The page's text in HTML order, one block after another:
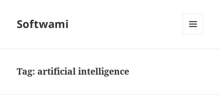
Softwami
Tag: artificial intelligence